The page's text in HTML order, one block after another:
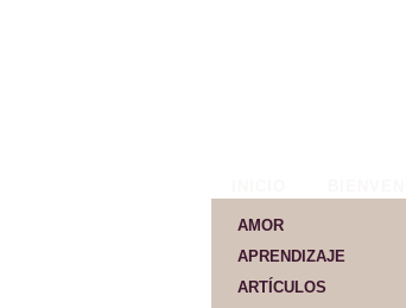
AMOR
APRENDIZAJE
ARTÍCULOS